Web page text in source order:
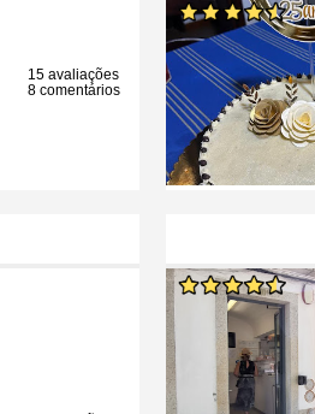
15 avaliações
8 comentários